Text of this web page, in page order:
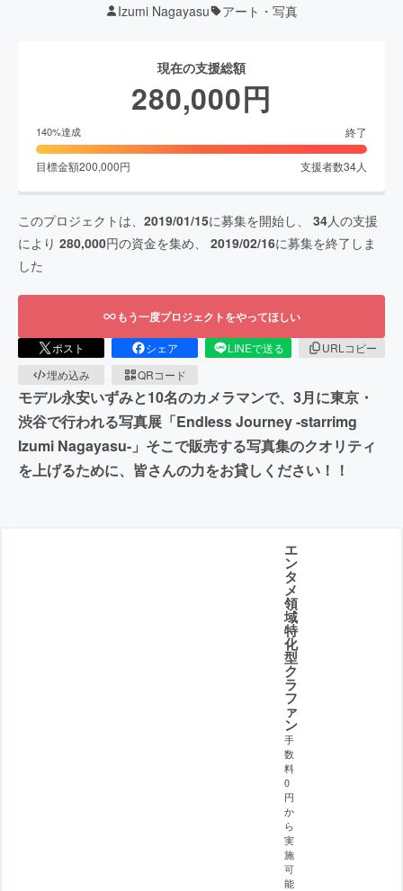
Izumi Nagayasu アート・写真
現在の支援総額
280,000円
140%達成 終了
目標金額200,000円 支援者数34人
このプロジェクトは、 2019/01/15に募集を開始し、 34人の支援
により 280,000円の資金を集め、 2019/02/16に募集を終了しま
した
もう一度プロジェクトをやってほしい
ポスト シェア LINEで送る
URLコピー
埋め込み
QRコード
モデル永安いずみと10名のカメラマンで、3月に東京・
渋谷で行われる写真展「Endless Journey -starrimg
Izumi Nagayasu-」そこで販売する写真集のクオリティ
を上げるために、皆さんの力をお貸しください！！
エ
ン
タ
メ
領
域
特
化
型
ク
ラ
フ
ァ
ン
手
数
料
0
円
か
ら
実
施
可
能